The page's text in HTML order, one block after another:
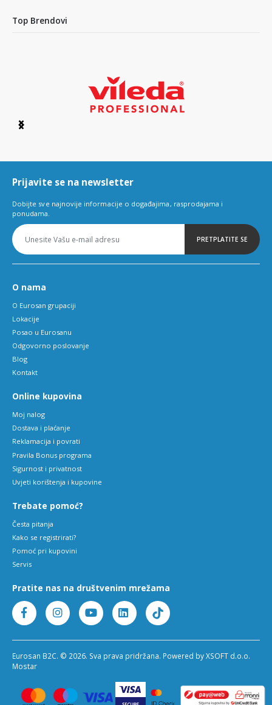
Top Brendovi
Item
6
Prijavite se na newsletter
Dobijte sve najnovije informacije o događajima, rasprodajama i
ponudama.
PRETPLATITE SE
O nama
O Eurosan grupaciji
Lokacije
Posao u Eurosanu
Odgovorno poslovanje
Blog
Kontakt
Online kupovina
Moj nalog
Dostava i plaćanje
Reklamacija i povrati
Pravila Bonus programa
Sigurnost i privatnost
Uvjeti korištenja i kupovine
Trebate pomoć?
Česta pitanja
Kako se registrirati?
Pomoć pri kupovini
Servis
Pratite nas na društvenim mrežama
Eurosan B2C. © 2026. Sva prava pridržana. Powered by XSOFT d.o.o.
Mostar